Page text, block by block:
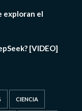
exploran el
[VIDEO]
CIENCIA